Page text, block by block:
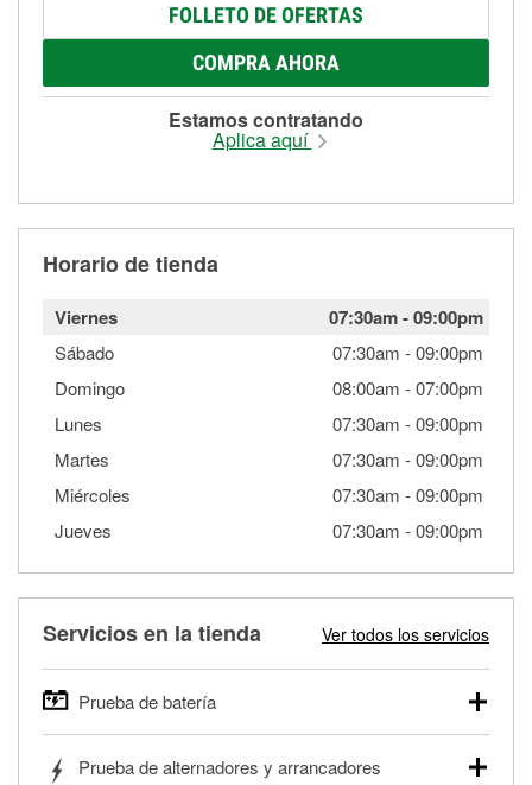
FOLLETO DE OFERTAS
COMPRA AHORA
Estamos contratando
Aplica aquí
Horario de tienda
Viernes 07:30am-09:00pm
Sábado 07:30am -09:00pm
Domingo
08:00am -07:00pm
Lunes
07:30am -09:00pm
Martes
07:30am -09:00pm
Miércoles
07:30am -09:00pm
Jueves
07:30am -09:00pm
Servicios en la tienda Ver todos los servicios
Prueba de batería
autos, camionetas, SUVs, vehículos comerciales y
Prueba de alternadores y arrancadores